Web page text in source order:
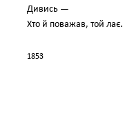
Дивись —
Хто й поважав, той лає.
1853